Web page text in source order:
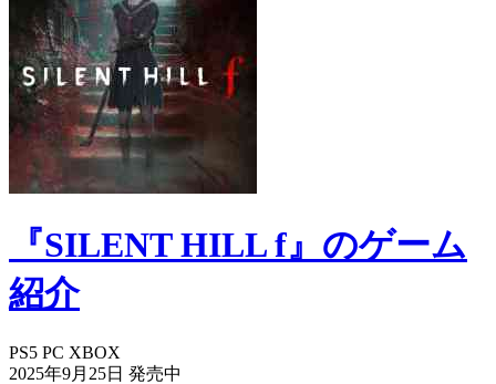
『SILENT HILL f』のゲーム
紹介
PS5 PC XBOX
2025年9月25日 発売中